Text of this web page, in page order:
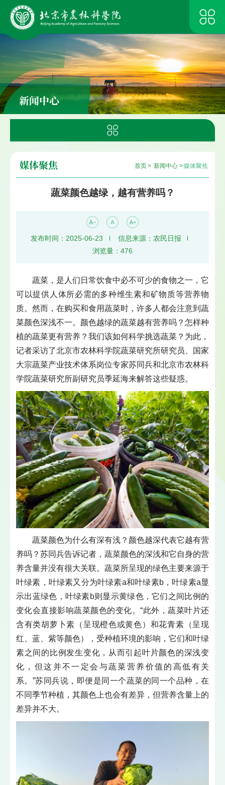
新闻中心
首页> 新闻中心 >媒体聚焦
媒体聚焦
蔬菜颜色越绿，越有营养吗？
发布时间：2025-06-23
信息来源：农民日报
浏览量： 476
蔬菜，是人们日常饮食中必不可少的食物之一，它
可以提供人体所必需的多种维生素和矿物质等营养物
质。然而，在购买和食用蔬菜时，许多人都会注意到蔬
菜颜色深浅不一。颜色越绿的蔬菜越有营养吗？怎样种
植的蔬菜更有营养？我们该如何科学挑选蔬菜？为此，
记者采访了北京市农林科学院蔬菜研究所研究员、国家
大宗蔬菜产业技术体系岗位专家苏同兵和北京市农林科
学院蔬菜研究所副研究员季延海来解答这些疑惑。
蔬菜颜色为什么有深有浅？颜色越深代表它越有营
养吗？苏同兵告诉记者，蔬菜颜色的深浅和它自身的营
养含量并没有很大关联。蔬菜所呈现的绿色主要来源于
叶绿素，叶绿素又分为叶绿素a和叶绿素b，叶绿素a显
示出蓝绿色，叶绿素b则显示黄绿色，它们之间比例的
变化会直接影响蔬菜颜色的变化。“此外，蔬菜叶片还
含有类胡萝卜素（呈现橙色或黄色）和花青素（呈现
红、蓝、紫等颜色），受种植环境的影响，它们和叶绿
素之间的比例发生变化，从而引起叶片颜色的深浅变
化，但这并不一定会与蔬菜营养价值的高低有关
系。”苏同兵说，即便是同一个蔬菜的同一个品种，在
不同季节种植，其颜色上也会有差异，但营养含量上的
差异并不大。